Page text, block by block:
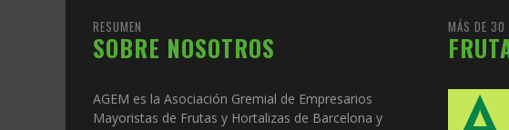
RESUMEN
SOBRE NOSOTROS
AGEM es la Asociación Gremial de Empresarios
Mayoristas de Frutas y Hortalizas de Barcelona y
MÁS DE 30